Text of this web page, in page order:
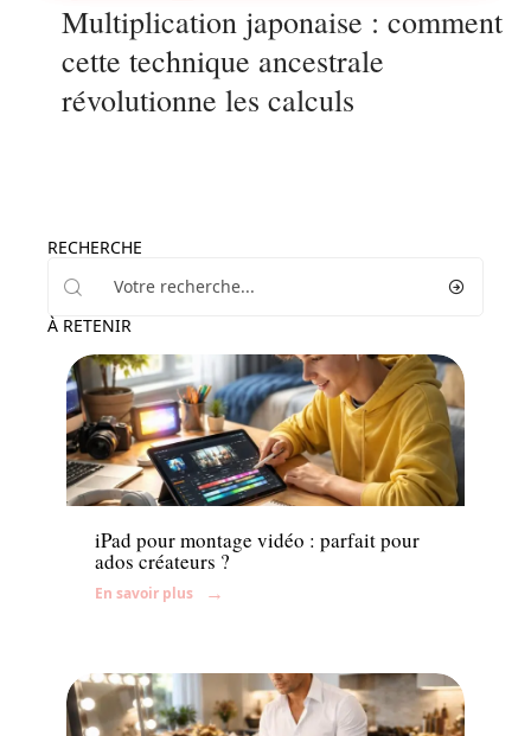
Multiplication japonaise : comment
cette technique ancestrale
révolutionne les calculs
RECHERCHE
À RETENIR
Enfant
iPad pour montage vidéo : parfait pour
ados créateurs ?
En savoir plus